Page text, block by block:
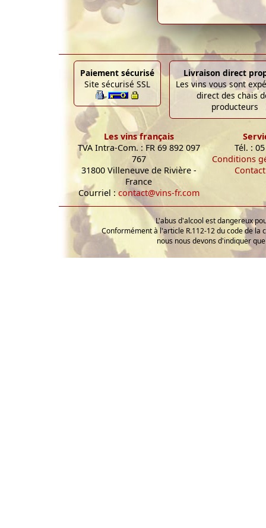
Paiement sécurisé
Site sécurisé SSL
Livraison direct
Les vins vous sont
direct des chais
producteurs
Les vins français
TVA Intra-Com. : FR 69 892 097
767
31800 Villeneuve de Rivière -
France
Courriel : contact@vins-fr.com
Tél. :
Conditions
Contact
L'abus d'alcool est dangereux
Conformément à l'article R.112-12 du code de la
nous nous devons d'indiquer